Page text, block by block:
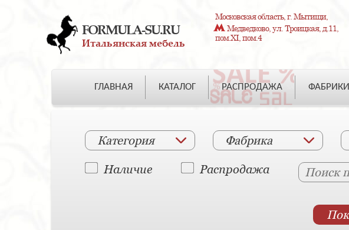
FORMULA-SU.RU
Итальянская мебель
Московская область, г. Мытищи,
Медведково, ул. Троицкая, д.11,
пом.XI, пом.4
ГЛАВНАЯ КАТАЛОГ РАСПРОДАЖА ФАБРИКИ
Категория Фабрика
Наличие Распродажа